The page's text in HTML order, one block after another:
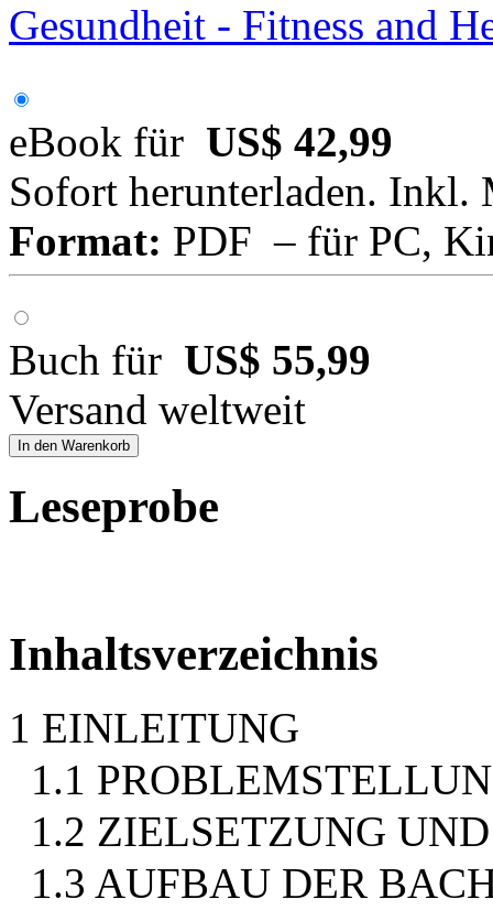
Gesundheit - Fitness and
eBook für US$ 42,99
Sofort herunterladen. Inkl.
Format: PDF – für PC,
Buch für US$ 55,99
Versand weltweit
In den Warenkorb
Leseprobe
Inhaltsverzeichnis
1 EINLEITUNG
1.1
1.2 ZIELSETZUNG
1.3 AUFBAU DER